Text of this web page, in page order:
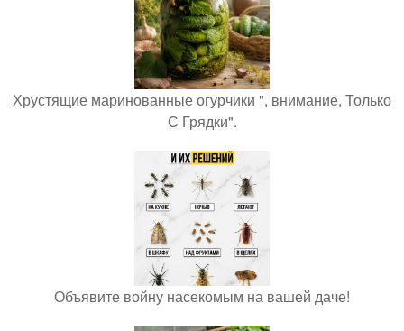
Хрустящие маринованные огурчики ", внимание, Только
С Грядки".
Объявите войну насекомым на вашей даче!